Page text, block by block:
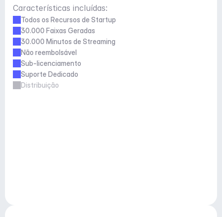
Características incluídas:
Todos os Recursos de Startup
30.000 Faixas Geradas
30.000 Minutos de Streaming
Não reembolsável
Sub-licenciamento
Suporte Dedicado
Distribuição